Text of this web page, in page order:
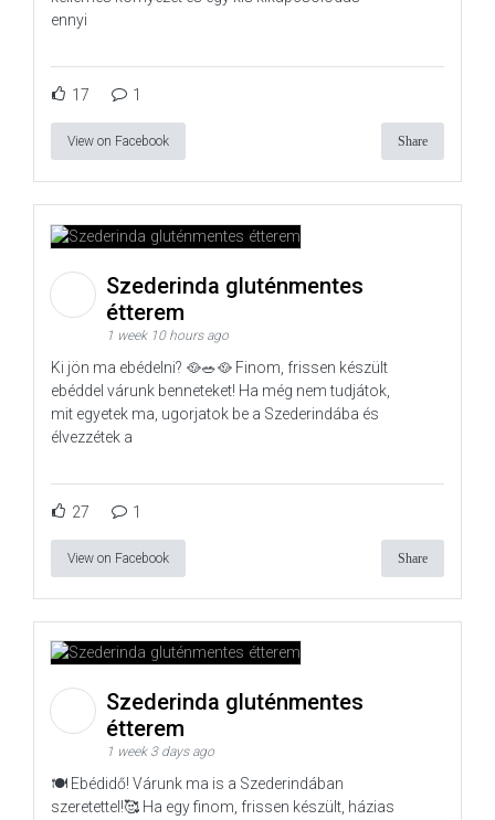
ennyi
17 1
View on Facebook Share
Szederinda gluténmentes
étterem
1 week 10 hours ago
Ki jön ma ebédelni? 🥘🥗🥘 Finom, frissen készült
ebéddel várunk benneteket! Ha még nem tudjátok,
mit egyetek ma, ugorjatok be a Szederindába és
élvezzétek a
27 1
View on Facebook Share
Szederinda gluténmentes
étterem
1 week 3 days ago
🍽️ Ebédidő! Várunk ma is a Szederindában
szeretettel!🥰 Ha egy finom, frissen készült, házias